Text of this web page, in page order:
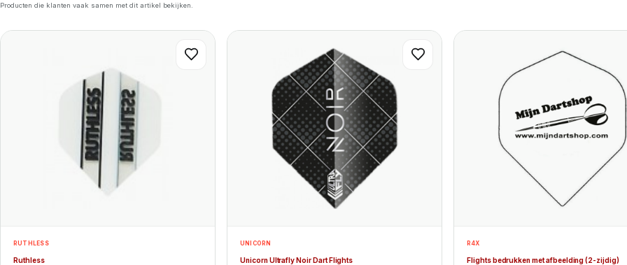
Producten die klanten vaak samen met dit artikel bekijken.
RUTHLESS
Ruthless
UNICORN
Unicorn Ultrafly Noir Dart Flights
R4X
Flights bedrukken met afbeelding (2-zijdig)